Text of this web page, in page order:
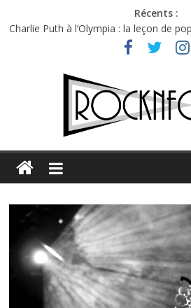
Récents :
Charlie Puth à l’Olympia : la leçon de
Festival Triptyque : un nouveau festival
Hellfest 2026 vendredi : température et
Hellfest 2026 jeudi : impossible de
Première édition du Midgard Festival :